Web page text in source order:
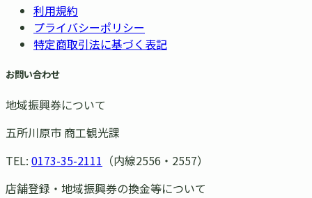
利用規約
プライバシーポリシー
特定商取引法に基づく表記
お問い合わせ
地域振興券について
五所川原市 商工観光課
TEL: 0173-35-2111 （内線2556・2557）
店舗登録・地域振興券の換金等について